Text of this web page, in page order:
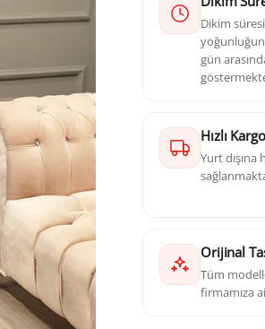
Dikim
gün
Hızlı Kargo
Yurt dışına
Orijinal
Tüm
firmamıza